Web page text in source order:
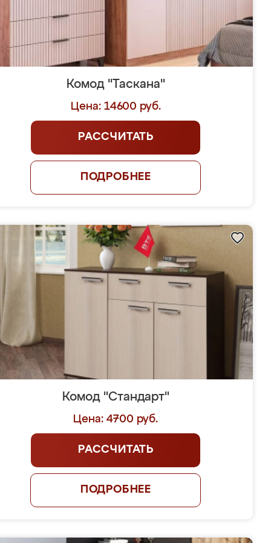
Комод "Таскана"
Цена: 14600 руб.
РАССЧИТАТЬ
ПОДРОБНЕЕ
Комод "Стандарт"
Цена: 4700 руб.
РАССЧИТАТЬ
ПОДРОБНЕЕ